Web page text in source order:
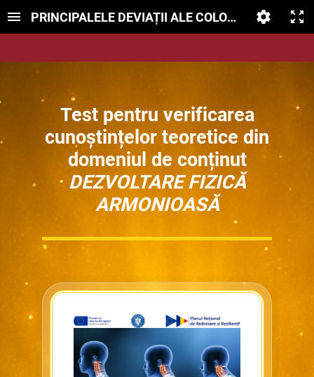
PRINCIPALELE DEVIAȚII ALE COLOANEI
Test pentru verificarea
cunoștințelor teoretice din
domeniul de conținut
DEZVOLTARE FIZICĂ
ARMONIOASĂ